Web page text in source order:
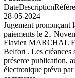
DateDescription
28-05-2024
Jugement prononçant
paiements le 21
Flavien MARCHAL
Belfort . Les créances
présente publication,
électronique prévu